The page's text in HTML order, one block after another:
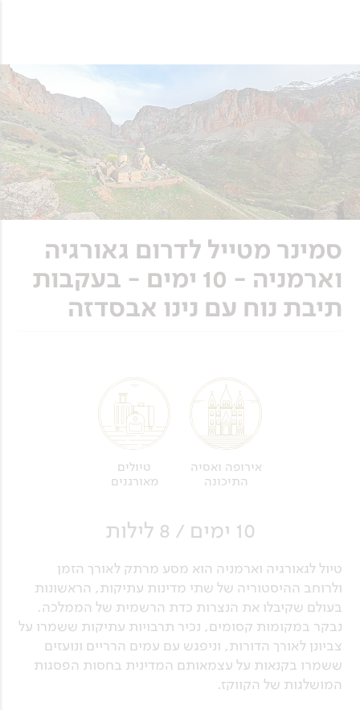
סמינר מטייל לדרום גאורגיה
וארמניה - 10 ימים - בעקבות
תיבת נוח עם נינו אבסדזה
אירופה ואסיה
התיכונה
טיולים
מאורגנים
10 ימים / 8 לילות
טיול לגאורגיה וארמניה הוא מסע מרתק לאורך הזמן
ולרוחב ההיסטוריה של שתי מדינות עתיקות, הראשונות
בעולם שקיבלו את הנצרות כדת הרשמית של הממלכה.
נבקר במקומות קסומים, נכיר תרבויות עתיקות ששמרו על
צביונן לאורך הדורות, וניפגש עם עמים הרריים ונועזים
ששמרו בקנאות על עצמאותם המדינית בחסות הפסגות
המושלגות של הקווקז.